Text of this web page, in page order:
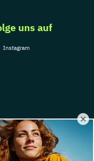
uns auf
Instagram